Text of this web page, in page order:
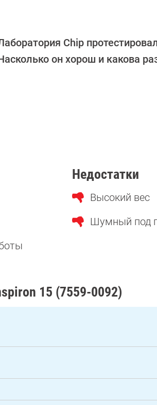
Chip
он хорош и какова
Недостатки
Высокий вес
Шумный под
15 (7559-0092)